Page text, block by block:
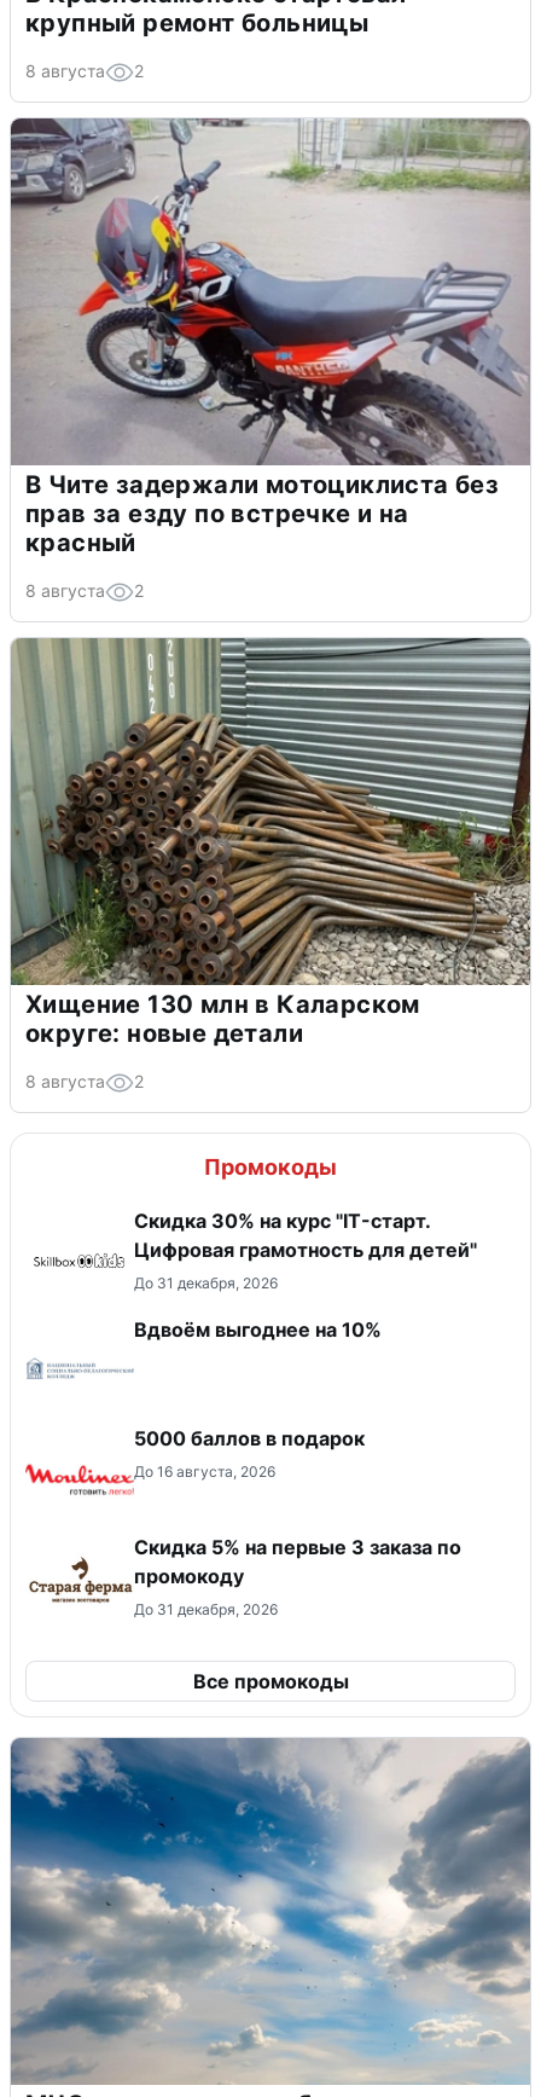
крупный ремонт больницы
8 августа 2
В Чите задержали мотоциклиста без
прав за езду по встречке и на
красный
8 августа 2
Хищение 130 млн в Каларском
округе: новые детали
8 августа 2
Промокоды
Скидка 30% на курс "IT-старт.
Цифровая грамотность для детей"
До 31 декабря, 2026
Вдвоём выгоднее на 10%
5000 баллов в подарок
До 16 августа, 2026
Скидка 5% на первые 3 заказа по
промокоду
До 31 декабря, 2026
Все промокоды